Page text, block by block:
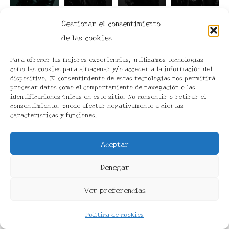
Gestionar el consentimiento
de las cookies
Para ofrecer las mejores experiencias, utilizamos tecnologías
como las cookies para almacenar y/o acceder a la información del
dispositivo. El consentimiento de estas tecnologías nos permitirá
procesar datos como el comportamiento de navegación o las
identificaciones únicas en este sitio. No consentir o retirar el
consentimiento, puede afectar negativamente a ciertas
características y funciones.
Aceptar
Denegar
Ver preferencias
Política de cookies
Tema Astra para WordPress